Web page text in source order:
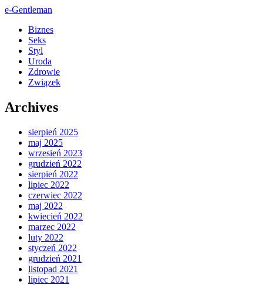
e-Gentleman
Biznes
Seks
Styl
Uroda
Zdrowie
Związek
Archives
sierpień 2025
maj 2025
wrzesień 2023
grudzień 2022
sierpień 2022
lipiec 2022
czerwiec 2022
maj 2022
kwiecień 2022
marzec 2022
luty 2022
styczeń 2022
grudzień 2021
listopad 2021
lipiec 2021